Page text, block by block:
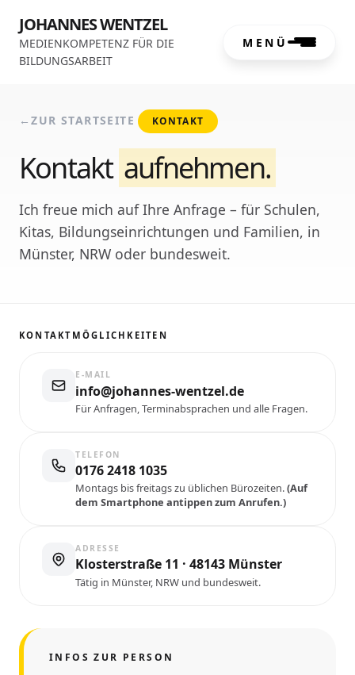
JOHANNES WENTZEL
MEDIENKOMPETENZ FÜR DIE
BILDUNGSARBEIT
MENÜ
←ZUR STARTSEITE KONTAKT
Kontakt aufnehmen.
Ich freue mich auf Ihre Anfrage – für Schulen,
Kitas, Bildungseinrichtungen und Familien, in
Münster, NRW oder bundesweit.
KONTAKTMÖGLICHKEITEN
E-MAIL
info@johannes-wentzel.de
Für Anfragen, Terminabsprachen und alle Fragen.
TELEFON
0176 2418 1035
Montags bis freitags zu üblichen Bürozeiten.(Auf
dem Smartphone antippen zum Anrufen.)
ADRESSE
Klosterstraße 11 · 48143 Münster
Tätig in Münster, NRW und bundesweit.
INFOS ZUR PERSON